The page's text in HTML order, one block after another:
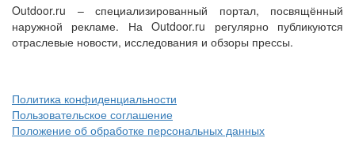
Outdoor.ru – специализированный портал, посвящённый
наружной рекламе. На Outdoor.ru регулярно публикуются
отраслевые новости, исследования и обзоры прессы.
Политика конфиденциальности
Пользовательское соглашение
Положение об обработке персональных данных